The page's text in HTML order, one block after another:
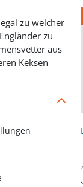
zu welcher
zu
aus
Keksen
schneller
schmecken